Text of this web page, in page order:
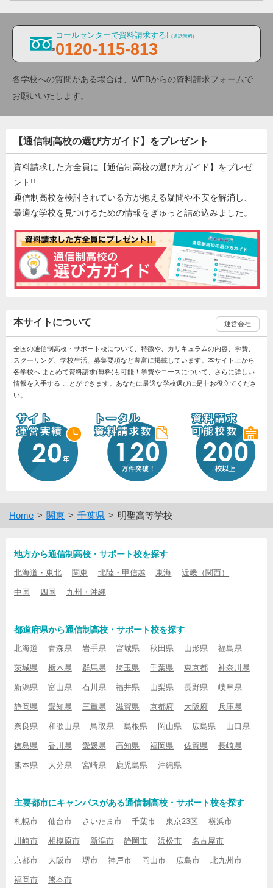
コールセンターで資料請求する! (通話無料)
0120-115-813
各学校への質問がある場合は、WEBからの資料請求フォームで
お願いいたします。
【通信制高校の選び方ガイド】をプレゼント
資料請求した方全員に【通信制高校の選び方ガイド】をプレゼ
ント!!
通信制高校を検討されている方が抱える疑問や不安を解消し、
最適な学校を見つけるための情報をぎゅっと詰め込みました。
本サイトについて 運営会社
全国の通信制高校・サポート校について、特徴や、カリキュラムの内容、学費、
スクーリング、学校生活、募集要項など豊富に掲載しています。本サイト上から
各学校へ まとめて資料請求(無料)も可能！学費やコースについて、さらに詳しい
情報を入手する ことができます。あなたに最適な学校選びに是非お役立てくださ
い。
Home 関東 千葉県 明聖高等学校
地方から通信制高校・サポート校を探す
北海道・東北 関東 北陸・甲信越 東海 近畿（関西）
中国 四国 九州・沖縄
都道府県から通信制高校・サポート校を探す
北海道 青森県 岩手県 宮城県 秋田県 山形県 福島県
茨城県 栃木県 群馬県 埼玉県 千葉県 東京都 神奈川県
新潟県 富山県 石川県 福井県 山梨県 長野県 岐阜県
静岡県 愛知県 三重県 滋賀県 京都府 大阪府 兵庫県
奈良県 和歌山県 鳥取県 島根県 岡山県 広島県 山口県
徳島県 香川県 愛媛県 高知県 福岡県 佐賀県 長崎県
熊本県 大分県 宮崎県 鹿児島県 沖縄県
主要都市にキャンパスがある通信制高校・サポート校を探す
札幌市 仙台市 さいたま市 千葉市 東京23区 横浜市
川崎市 相模原市 新潟市 静岡市 浜松市 名古屋市
京都市 大阪市 堺市 神戸市 岡山市 広島市 北九州市
福岡市 熊本市